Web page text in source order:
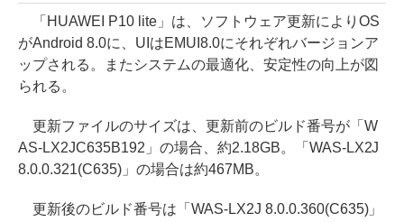
「HUAWEI P10 lite」は、ソフトウェア更新によりOS
がAndroid 8.0に、UIはEMUI8.0にそれぞれバージョンア
ップされる。またシステムの最適化、安定性の向上が図
られる。
更新ファイルのサイズは、更新前のビルド番号が「W
AS-LX2JC635B192」の場合、約2.18GB。「WAS-LX2J
8.0.0.321(C635)」の場合は約467MB。
更新後のビルド番号は「WAS-LX2J 8.0.0.360(C635)」